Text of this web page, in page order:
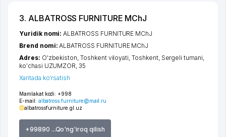
3. ALBATROSS FURNITURE MChJ
Mamlakat kodi: +998
E-mail: albatross.furniture@mail.ru
albatrossfurniture.gl.uz
+99890 ...Qo'ng'iroq qilish
Yuridik nomi:ALBATROSS FURNITURE MChJ
Brend nomi:ALBATROSS FURNITURE MChJ
Adres: O'zbekiston,Toshkent viloyati,Toshkent, Sergeli tumani,
ko'chasi UZUMZOR, 35
Xaritada ko'rsatish